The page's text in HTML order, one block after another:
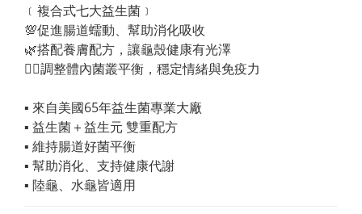
﹝複合式七大益生菌﹞
💯促進腸道蠕動、幫助消化吸收
🌿搭配養膚配方，讓龜殼健康有光澤
🧘‍♀️調整體內菌叢平衡，穩定情緒與免疫力
▪︎ 來自美國65年益生菌專業大廠
▪︎ 益生菌＋益生元 雙重配方
▪︎ 維持腸道好菌平衡
▪︎ 幫助消化、支持健康代謝
▪︎ 陸龜、水龜皆適用